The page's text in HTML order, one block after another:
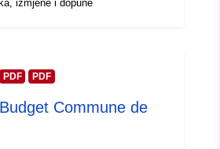
izmjene i dopune
PDF PDF
Commune de